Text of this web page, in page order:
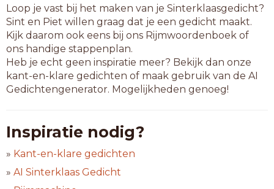
Loop je vast bij het maken van je Sinterklaasgedicht?
Sint en Piet willen graag dat je een gedicht maakt.
Kijk daarom ook eens bij ons Rijmwoordenboek of
ons handige stappenplan.
Heb je echt geen inspiratie meer? Bekijk dan onze
kant-en-klare gedichten of maak gebruik van de AI
Gedichtengenerator. Mogelijkheden genoeg!
Inspiratie nodig?
» Kant-en-klare gedichten
» AI Sinterklaas Gedicht